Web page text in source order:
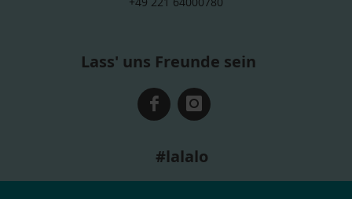
Lass' uns Freunde sein
#lalalo